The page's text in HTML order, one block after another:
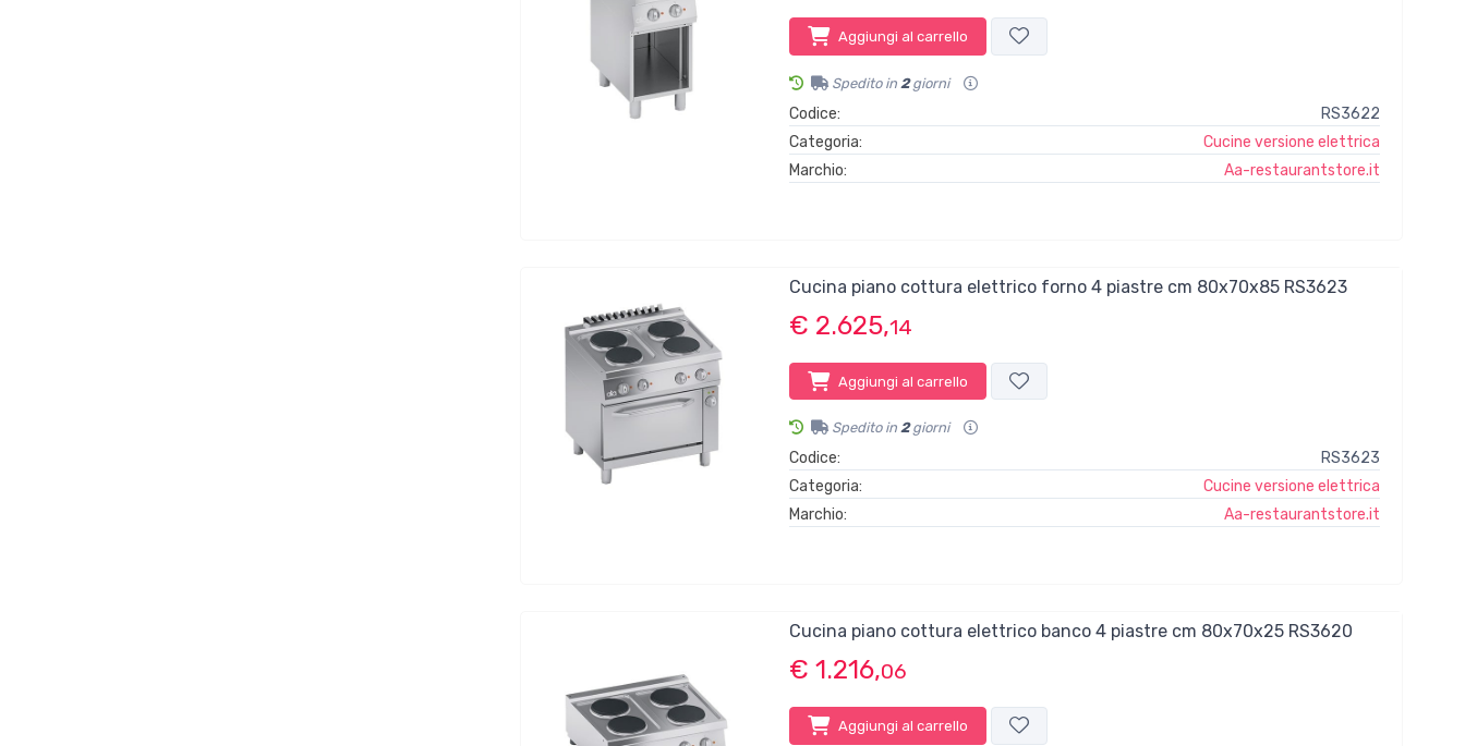
Aggiungi al carrello
Spedito in 2giorni
Codice:
RS3622
Categoria:
Cucine versione elettrica
Marchio:
Aa-restaurantstore.it
Cucina piano cottura elettrico forno 4 piastre cm 80x70x85 RS3623
€ 2.625,14
Aggiungi al carrello
Spedito in 2giorni
Codice:
RS3623
Categoria:
Cucine versione elettrica
Marchio:
Aa-restaurantstore.it
Cucina piano cottura elettrico banco 4 piastre cm 80x70x25 RS3620
€ 1.216,06
Aggiungi al carrello